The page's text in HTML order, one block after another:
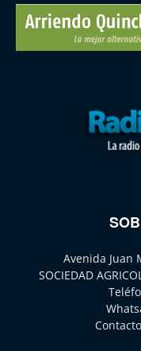
Avenida Juan
SOCIEDAD